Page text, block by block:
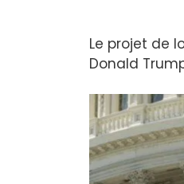
Le projet de
Donald